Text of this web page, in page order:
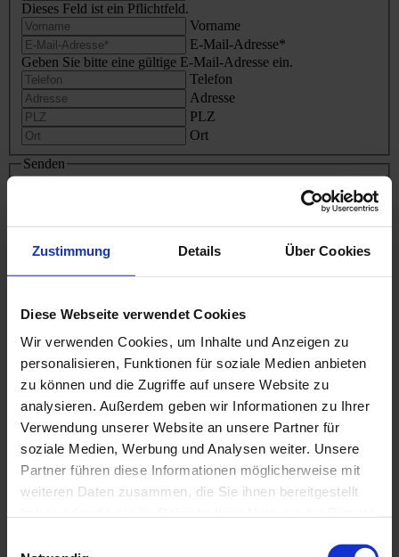
Zustimmung Details Über Cookies
Diese Webseite verwendet Cookies
Wir verwenden Cookies, um Inhalte und Anzeigen zu
personalisieren, Funktionen für soziale Medien anbieten
zu können und die Zugriffe auf unsere Website zu
analysieren. Außerdem geben wir Informationen zu Ihrer
Verwendung unserer Website an unsere Partner für
soziale Medien, Werbung und Analysen weiter. Unsere
Partner führen diese Informationen möglicherweise mit
weiteren Daten zusammen, die Sie ihnen bereitgestellt
Dieses Feld ist ein Pflichtfeld.
Vorname
E-Mail-Adresse*
Geben Sie bitte eine gültige E-Mail-Adresse ein.
Telefon
Adresse
PLZ
Ort
Senden
Ihre Nachricht
Ich akzeptiere dieNutzungsbedingungender Website und
erkläre mich mit der Speicherung und Verwendung meiner
personenbezogenen Daten im Rahmen der
Datenschutzerklärungeinverstanden.*
Dieses Feld ist ein Pflichtfeld.
Senden
Mit * markierte Felder sind Pflichtfelder.
Bitte füllen Sie das Reservierungsformular aus. Sie erhalten eine
Bestätigungs-E-Mail über Ihre Reservierung. Bitte haben Sie
einer Überschneidung von Online-Reservierungen und einem